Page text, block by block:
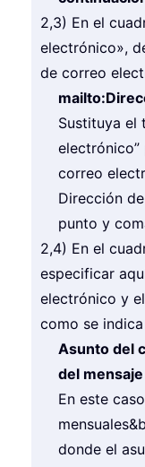
2,3) En el
electrónico»,
de correo
Sustituya el
correo
Dirección
punto y
2,4) En el
especificar
electrónico y
como se
Asunto del
del mensaje
En este
donde el